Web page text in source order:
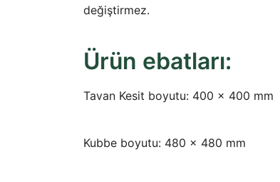
değiştirmez.
Ürün ebatları:
Tavan Kesit boyutu: 400 x 400 mm
Kubbe boyutu: 480 x 480 mm